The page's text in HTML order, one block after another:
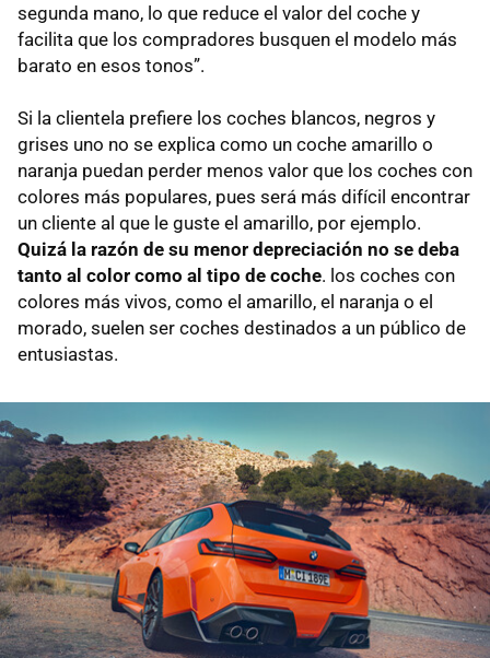
segunda mano, lo que reduce el valor del coche y
facilita que los compradores busquen el modelo más
barato en esos tonos”.
Si la clientela prefiere los coches blancos, negros y
grises uno no se explica como un coche amarillo o
naranja puedan perder menos valor que los coches con
colores más populares, pues será más difícil encontrar
un cliente al que le guste el amarillo, por ejemplo.
Quizá la razón de su menor depreciación no se deba
tanto al color como al tipo de coche. los coches con
colores más vivos, como el amarillo, el naranja o el
morado, suelen ser coches destinados a un público de
entusiastas.